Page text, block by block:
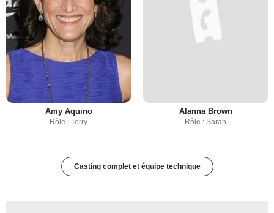
Amy Aquino
Rôle : Terry
Alanna Brown
Rôle : Sarah
Casting complet et équipe technique